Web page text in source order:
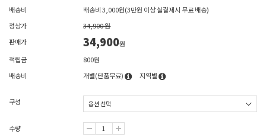
배송비
배송비 3,000원(3만원 이상 실결제시 무료 배송)
정상가
34,900 원
판매가
34,900원
적립금
800원
배송비
개별(단품무료) 지역별
구성
수량